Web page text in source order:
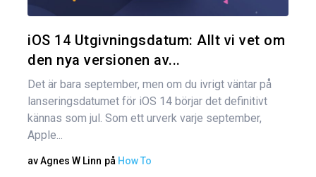
iOS 14 Utgivningsdatum: Allt vi vet om
den nya versionen av...
Det är bara september, men om du ivrigt väntar på
lanseringsdatumet för iOS 14 börjar det definitivt
kännas som jul. Som ett urverk varje september,
Apple...
avAgnes W Linn på How To